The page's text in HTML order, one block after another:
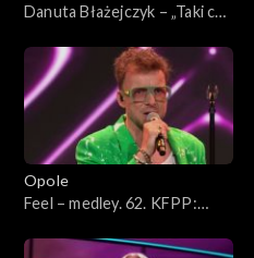
Danuta Błażejczyk – „Taki cud
„SuperJedynki”
Opole
Feel – medley. 62. KFPP: